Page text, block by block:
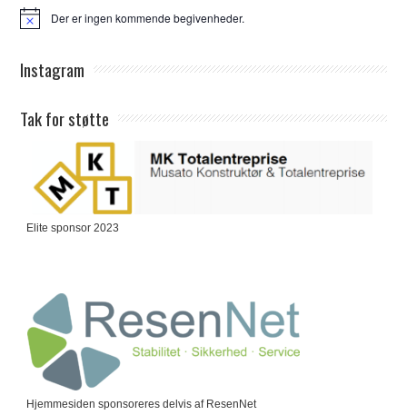
Notice Der er ingen kommende begivenheder.
Instagram
Tak for støtte
Elite sponsor 2023
Hjemmesiden sponsoreres delvis af ResenNet